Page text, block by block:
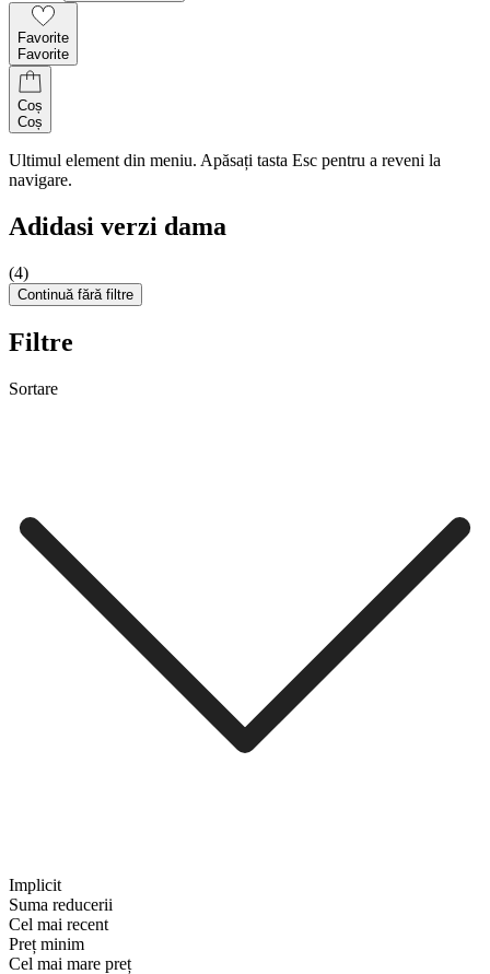
Favorite
Favorite
Coș
Coș
Ultimul element din meniu. Apăsați tasta Esc pentru a reveni la
navigare.
Adidasi verzi dama
(4)
Continuă fără filtre
Filtre
Sortare
Implicit
Suma reducerii
Cel mai recent
Preț minim
Cel mai mare preț